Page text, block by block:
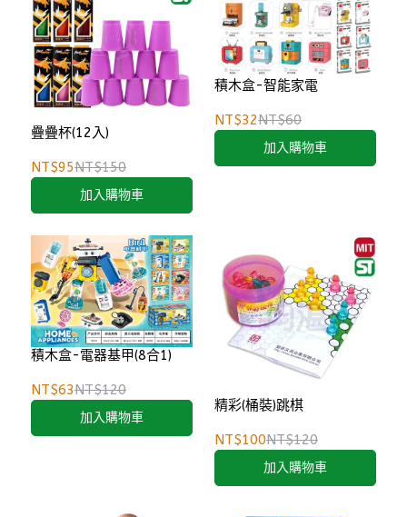
疊疊杯(12入)
NT$95NT$150
加入購物車
積木盒-智能家電
NT$32NT$60
加入購物車
積木盒-電器基甲(8合1)
NT$63NT$120
加入購物車
精彩(桶裝)跳棋
NT$100NT$120
加入購物車